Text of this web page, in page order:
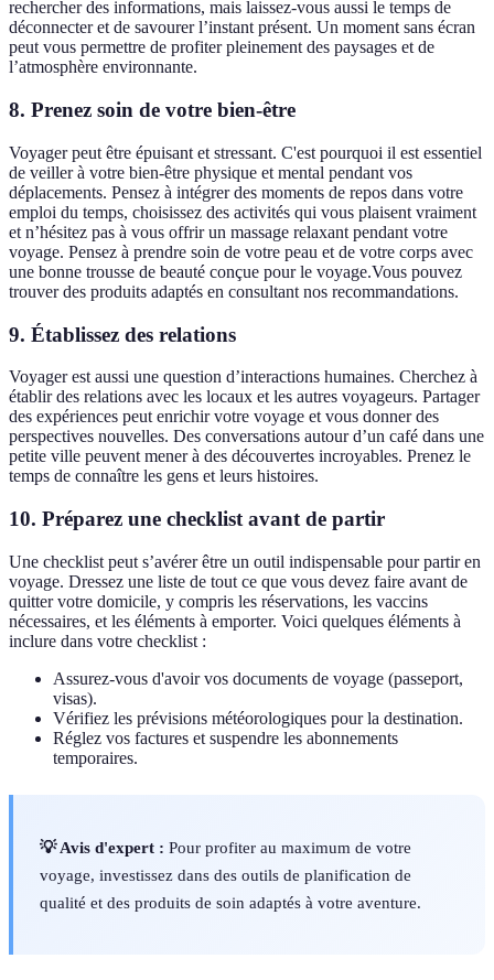
rechercher des informations, mais laissez-vous aussi le temps de
déconnecter et de savourer l’instant présent. Un moment sans écran
peut vous permettre de profiter pleinement des paysages et de
l’atmosphère environnante.
8. Prenez soin de votre bien-être
Voyager peut être épuisant et stressant. C'est pourquoi il est essentiel
de veiller à votre bien-être physique et mental pendant vos
déplacements. Pensez à intégrer des moments de repos dans votre
emploi du temps, choisissez des activités qui vous plaisent vraiment
et n’hésitez pas à vous offrir un massage relaxant pendant votre
voyage. Pensez à prendre soin de votre peau et de votre corps avec
une bonne trousse de beauté conçue pour le voyage.Vous pouvez
trouver des produits adaptés en consultant nos recommandations.
9. Établissez des relations
Voyager est aussi une question d’interactions humaines. Cherchez à
établir des relations avec les locaux et les autres voyageurs. Partager
des expériences peut enrichir votre voyage et vous donner des
perspectives nouvelles. Des conversations autour d’un café dans une
petite ville peuvent mener à des découvertes incroyables. Prenez le
temps de connaître les gens et leurs histoires.
10. Préparez une checklist avant de partir
Une checklist peut s’avérer être un outil indispensable pour partir en
voyage. Dressez une liste de tout ce que vous devez faire avant de
quitter votre domicile, y compris les réservations, les vaccins
nécessaires, et les éléments à emporter. Voici quelques éléments à
inclure dans votre checklist :
Assurez-vous d'avoir vos documents de voyage (passeport,
visas).
Vérifiez les prévisions météorologiques pour la destination.
Réglez vos factures et suspendre les abonnements
temporaires.
💡 Avis d'expert : Pour profiter au maximum de votre
voyage, investissez dans des outils de planification de
qualité et des produits de soin adaptés à votre aventure.